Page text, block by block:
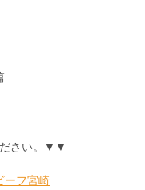
さい。▼▼
ーフ宮崎